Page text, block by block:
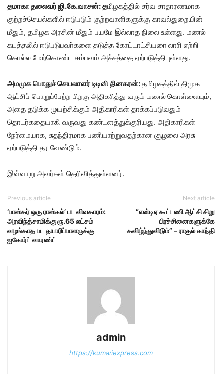
தமாகா தலைவர் ஜி.கே.வாசன்: தமிழகத்தில் சர்வ சாதாரணமாக
குற்றச்செயல்களில் ஈடுபடும் குற்றவாளிகளுக்கு காவல்துறையின்
மீதும், தமிழக அரசின் மீதும் பயமே இல்லாத நிலை உள்ளது. மணல்
கடத்தலில் ஈடுபடுபவர்களை தடுத்த கோட்டாட்சியரை லாரி ஏற்றி
கொல்ல மேற்கொண்ட சம்பவம் அச்சத்தை ஏற்படுத்தியுள்ளது.
அமமுக பொதுச் செயலாளர் டிடிவி தினகரன்:தமிழகத்தில் திமுக
ஆட்சிப் பொறுப்பேற்ற பிறகு அதிகரித்து வரும் மணல் கொள்ளையும்,
அதை தடுக்க முயற்சிக்கும் அதிகாரிகள் தாக்கப்படுவதும்
தொடர்கதையாகி வருவது கண்டனத்துக்குரியது. அதிகாரிகள்
நேர்மையாக, சுதந்திரமாக பணியாற்றுவதற்கான சூழலை அரசு
ஏற்படுத்தி தர வேண்டும்.
இவ்வாறு அவர்கள் தெரிவித்துள்ளனர்.
Previous article
‘பாஸ்கர் ஒரு ராஸ்கல்’ பட விவகாரம்:
அரவிந்த்சாமிக்கு ரூ.65 லட்சம்
வழங்காத பட தயாரிப்பாளருக்கு
ஐகோர்ட் வாரண்ட்
Next article
“என்டிஏ கூட்டணி ஆட்சி சிறு
பிரச்சினைகளுக்கே
கவிழ்ந்துவிடும்” – ராகுல் காந்தி
admin
https://kumariexpress.com